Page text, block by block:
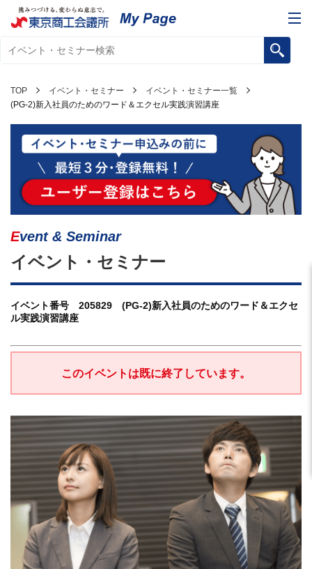
TOP イベント・セミナー
イベント・セミナー一覧
(PG-2)新入社員のためのワード＆エクセル実践演習講座
Event & Seminar
イベント・セミナー
イベント番号 205829 (PG-2)新入社員のためのワード＆エクセ
ル実践演習講座
このイベントは既に終了しています。